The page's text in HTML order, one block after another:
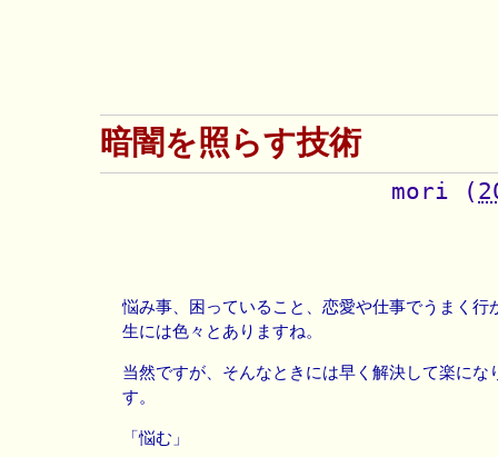
暗闇を照らす技術
mori (
悩み事、困っていること、恋愛や仕事でうまく行
生には色々とありますね。
当然ですが、そんなときには早く解決して楽にな
す。
「悩む」